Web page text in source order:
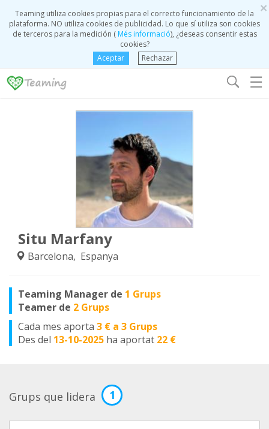
×
Teaming utiliza cookies propias para el correcto funcionamiento de la
plataforma. NO utiliza cookies de publicidad. Lo que sí utiliza son cookies
de terceros para la medición (Més informació), ¿deseas consentir estas
cookies?
Aceptar
Rechazar
☰
Situ Marfany
Barcelona, Espanya
Teaming Manager de 1 Grups
Teamer de 2 Grups
Cada mes aporta 3 € a 3 Grups
Des del 13-10-2025 ha aportat 22 €
Grups que lidera 1